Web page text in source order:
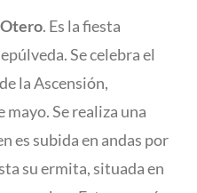
. Es la fiesta
Se celebra el
la Ascensión,
Se realiza una
es subida en andas por
su ermita, situada en